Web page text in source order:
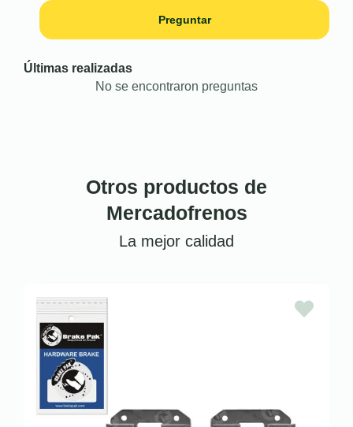
Preguntar
Últimas realizadas
No se encontraron preguntas
Otros productos de
Mercadofrenos
La mejor calidad